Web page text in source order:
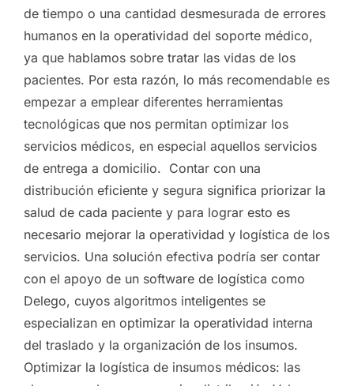
de tiempo o una cantidad desmesurada de errores
humanos en la operatividad del soporte médico,
ya que hablamos sobre tratar las vidas de los
pacientes. Por esta razón, lo más recomendable es
empezar a emplear diferentes herramientas
tecnológicas que nos permitan optimizar los
servicios médicos, en especial aquellos servicios
de entrega a domicilio. Contar con una
distribución eficiente y segura significa priorizar la
salud de cada paciente y para lograr esto es
necesario mejorar la operatividad y logística de los
servicios. Una solución efectiva podría ser contar
con el apoyo de un software de logística como
Delego, cuyos algoritmos inteligentes se
especializan en optimizar la operatividad interna
del traslado y la organización de los insumos.
Optimizar la logística de insumos médicos: las